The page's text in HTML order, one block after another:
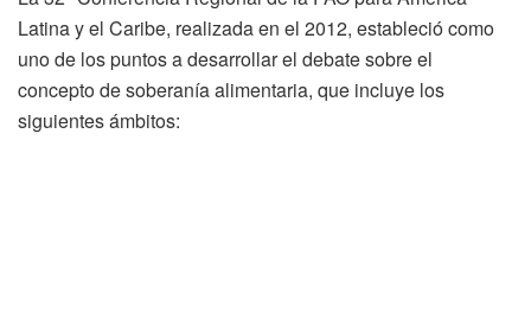
Latina y el Caribe, realizada en el 2012, estableció como
uno de los puntos a desarrollar el debate sobre el
concepto de soberanía alimentaria, que incluye los
siguientes ámbitos: